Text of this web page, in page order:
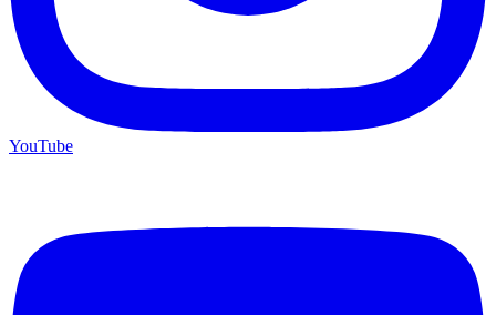
YouTube